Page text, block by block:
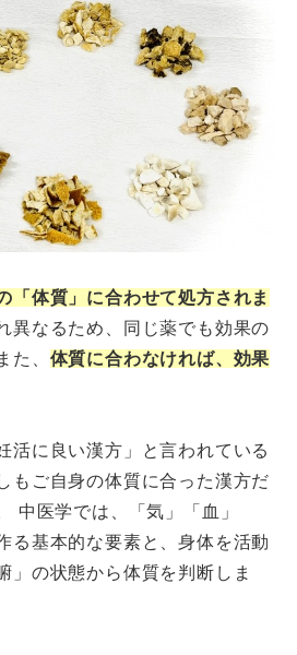
「体質」に合わせて処方されま
異なるため、同じ薬でも効果の
た、 体質に合わなければ、効果
活に良い漢方」と言われている
もご自身の体質に合った漢方だ
中医学では、「気」「血」
る基本的な要素と、身体を活動
」の状態から体質を判断しま